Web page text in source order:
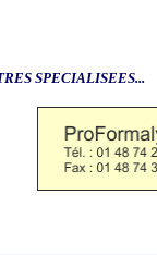
SPECIALISEES...